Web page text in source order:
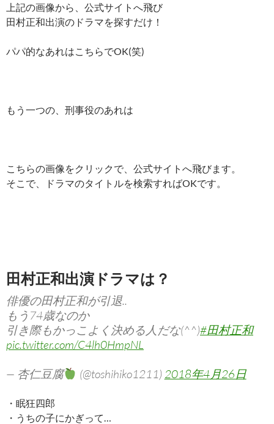
上記の画像から、公式サイトへ飛び
田村正和出演のドラマを探すだけ！
パパ的なあれはこちらでOK(笑)
もう一つの、刑事役のあれは
こちらの画像をクリックで、公式サイトへ飛びます。
そこで、ドラマのタイトルを検索すればOKです。
田村正和出演ドラマは？
俳優の田村正和が引退..
もう74歳なのか
引き際もかっこよく決める人だな(^^)#田村正和
pic.twitter.com/C4lh0HmpNL
— 杏仁豆腐
(@toshihiko1211) 2018年4月26日
・眠狂四郎
・うちの子にかぎって…